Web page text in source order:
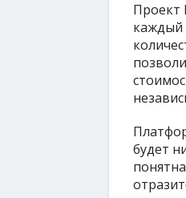
Проект
каждый
будет